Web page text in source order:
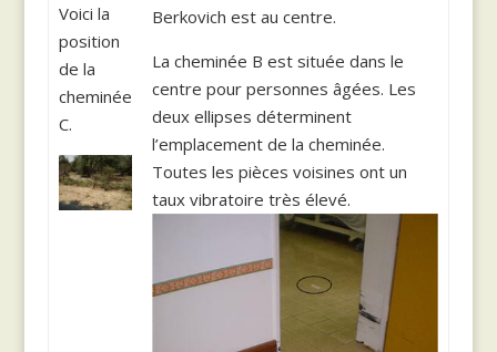
Voici la
position
de la
cheminée
C.
Berkovich est au centre.
La cheminée B est située dans le
centre pour personnes âgées. Les
deux ellipses déterminent
l’emplacement de la cheminée.
Toutes les pièces voisines ont un
taux vibratoire très élevé.